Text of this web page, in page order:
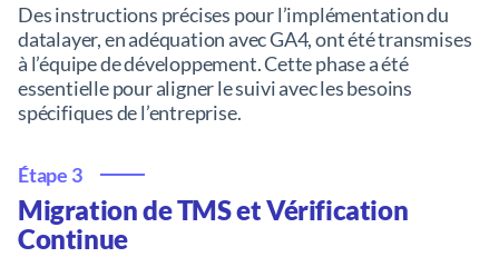
Des instructions précises pour l’implémentation du
datalayer, en adéquation avec GA4, ont été transmises
à l’équipe de développement. Cette phase a été
essentielle pour aligner le suivi avec les besoins
spécifiques de l’entreprise.
Étape 3
Migration de TMS et Vérification
Continue